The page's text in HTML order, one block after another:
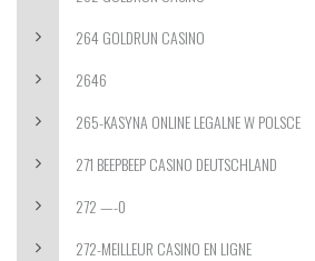
264 GOLDRUN CASINO
2646
265-KASYNA ONLINE LEGALNE W POLSCE
271 BEEPBEEP CASINO DEUTSCHLAND
272 —-0
272-MEILLEUR CASINO EN LIGNE